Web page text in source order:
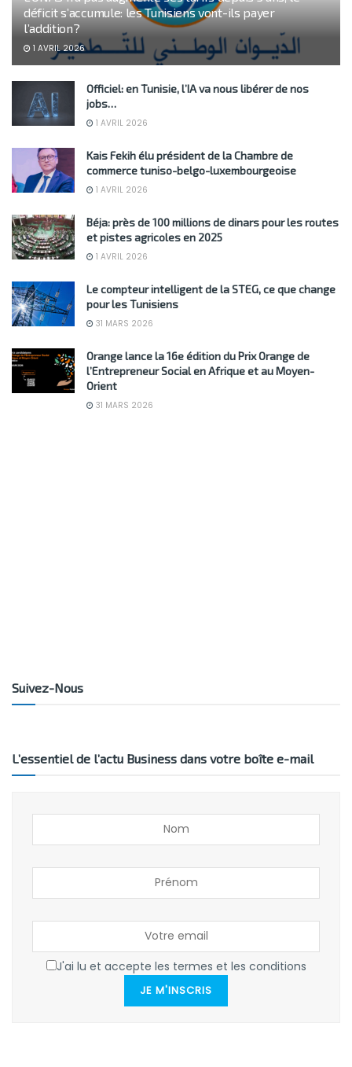
déficit s’accumule: les Tunisiens vont-ils payer
l’addition?
1 AVRIL 2026
Officiel: en Tunisie, l’IA va nous libérer de nos
jobs…
1 AVRIL 2026
Kais Fekih élu président de la Chambre de
commerce tuniso-belgo-luxembourgeoise
1 AVRIL 2026
Béja: près de 100 millions de dinars pour les routes
et pistes agricoles en 2025
1 AVRIL 2026
Le compteur intelligent de la STEG, ce que change
pour les Tunisiens
31 MARS 2026
Orange lance la 16e édition du Prix Orange de
l’Entrepreneur Social en Afrique et au Moyen-
Orient
31 MARS 2026
Suivez-Nous
L’essentiel de l’actu Business dans votre boîte e-mail
J'ai lu et accepte les termes et les conditions
JE M'INSCRIS